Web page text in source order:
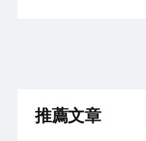
推薦文章